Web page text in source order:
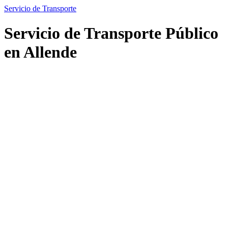
Servicio de Transporte
Servicio de Transporte Público
en Allende